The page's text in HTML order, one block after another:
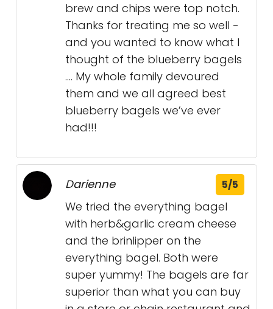
brew and chips were top notch.
Thanks for treating me so well -
and you wanted to know what I
thought of the blueberry bagels
…. My whole family devoured
them and we all agreed best
blueberry bagels we’ve ever
had!!!
Darienne 5/5
We tried the everything bagel
with herb&garlic cream cheese
and the brinlipper on the
everything bagel. Both were
super yummy! The bagels are far
superior than what you can buy